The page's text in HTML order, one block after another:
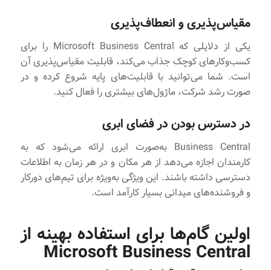
مقیاس‌پذیری و انعطاف‌پذیری
یکی از دلایلی که Microsoft Business Central را برای
کسب‌وکارهای کوچک جذاب می‌کند، قابلیت مقیاس‌پذیری آن
است. شما می‌توانید با قابلیت‌های پایه شروع کرده و در
صورت رشد شرکت، ماژول‌های بیشتری را فعال کنید.
در دسترس بودن در فضای ابری
Business Central به‌صورت ابری ارائه می‌شود که به
کارمندان اجازه می‌دهد از هر مکان و در هر زمان به اطلاعات
دسترسی داشته باشند. این ویژگی به‌ویژه برای تیم‌های دورکار
و فروشنده‌های میدانی بسیار کارآمد است.
اولین گام‌ها برای استفاده بهینه از
Microsoft Business Central